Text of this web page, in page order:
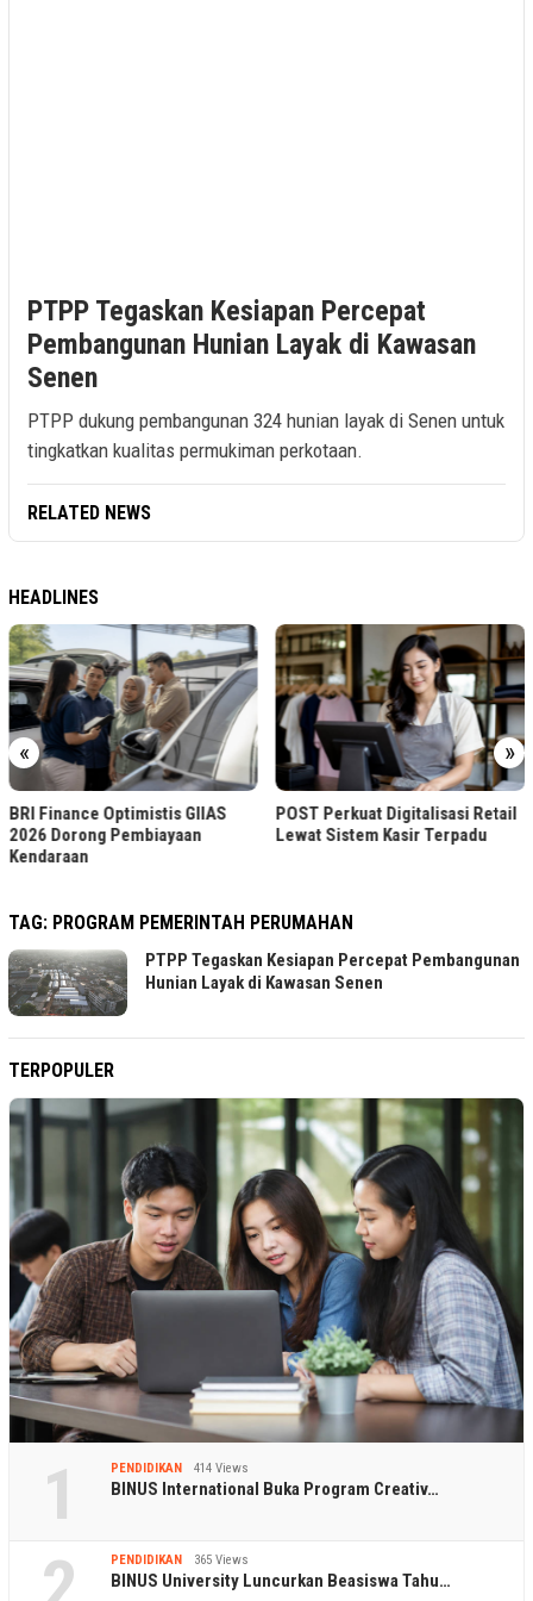
PTPP Tegaskan Kesiapan Percepat
Pembangunan Hunian Layak di Kawasan
Senen
PTPP dukung pembangunan 324 hunian layak di Senen untuk
tingkatkan kualitas permukiman perkotaan.
RELATED NEWS
HEADLINES
« »
BRI Finance Optimistis GIIAS
2026 Dorong Pembiayaan
Kendaraan
POST Perkuat Digitalisasi Retail
Lewat Sistem Kasir Terpadu
TAG: PROGRAM PEMERINTAH PERUMAHAN
PTPP Tegaskan Kesiapan Percepat Pembangunan
Hunian Layak di Kawasan Senen
TERPOPULER
1 PENDIDIKAN 414 Views
BINUS International Buka Program Creativ…
PENDIDIKAN 365 Views
BINUS University Luncurkan Beasiswa Tahu…